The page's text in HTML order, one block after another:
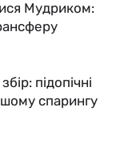
Мудриком:
підопічні
спарингу